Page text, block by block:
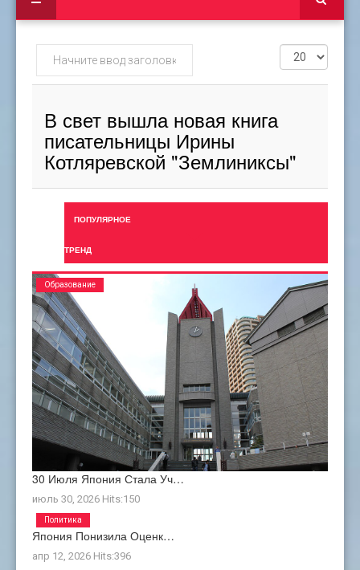
Начните
ввод
метки
Кол-
во
В свет вышла новая книга
писательницы Ирины
Котляревской "Землиниксы"
ПОПУЛЯРНОЕ
ТРЕНД
30 Июля Япония Стала Уч…
июль 30, 2026 Hits:150
Образование
Япония Понизила Оценк…
апр 12, 2026 Hits:396
Политика